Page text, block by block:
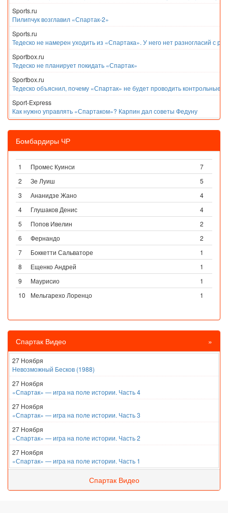
Sports.ru
Пилипчук возглавил «Спартак-2»
Sports.ru
Тедеско не намерен уходить из «Спартака». У него нет разногласий с
Sportbox.ru
Тедеско не планирует покидать «Спартак»
Sportbox.ru
Тедеско объяснил, почему «Спартак» не будет проводить контрольные
Sport-Express
Как нужно управлять «Спартаком»? Карпин дал советы Федуну
Бомбардиры ЧР
1 Промес Куинси
7
2
Зе Луиш
5
3
Ананидзе Жано
4
4
Глушаков Денис
4
5
Попов Ивелин
2
6
Фернандо
2
7
Боккетти Сальваторе
1
8
Ещенко Андрей
1
9
Маурисио
1
10
Мельгарехо Лоренцо 1
Спартак Видео »
27 Ноября
Невозможный Бесков (1988)
27 Ноября
«Спартак» — игра на поле истории. Часть 4
27 Ноября
«Спартак» — игра на поле истории. Часть 3
27 Ноября
«Спартак» — игра на поле истории. Часть 2
27 Ноября
«Спартак» — игра на поле истории. Часть 1
Спартак Видео